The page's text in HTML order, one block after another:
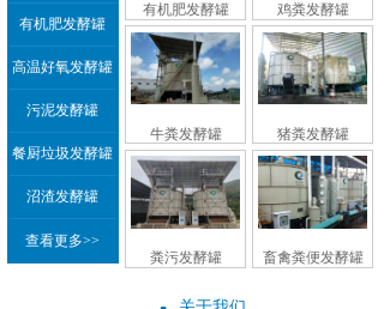
有机肥发酵罐
高温好氧发酵罐
污泥发酵罐
餐厨垃圾发酵罐
沼渣发酵罐
查看更多>>
有机肥发酵罐 鸡粪发酵罐
牛粪发酵罐 猪粪发酵罐
粪污发酵罐 畜禽粪便发酵罐